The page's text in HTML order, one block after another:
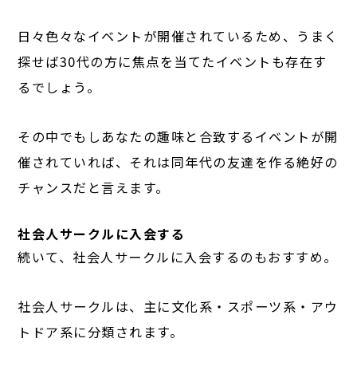
日々色々なイベントが開催されているため、うまく
探せば30代の方に焦点を当てたイベントも存在す
るでしょう。
その中でもしあなたの趣味と合致するイベントが開
催されていれば、それは同年代の友達を作る絶好の
チャンスだと言えます。
社会人サークルに入会する
続いて、社会人サークルに入会するのもおすすめ。
社会人サークルは、主に文化系・スポーツ系・アウ
トドア系に分類されます。